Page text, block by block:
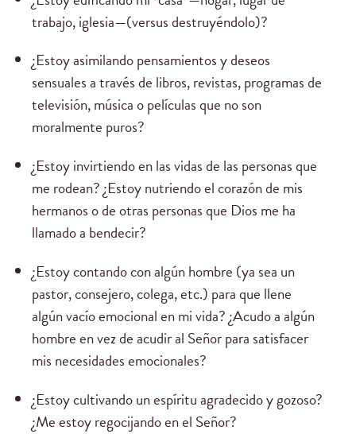
trabajo, iglesia—(versus destruyéndolo)?
¿Estoy asimilando pensamientos y deseos
sensuales a través de libros, revistas, programas de
televisión, música o películas que no son
moralmente puros?
¿Estoy invirtiendo en las vidas de las personas que
me rodean? ¿Estoy nutriendo el corazón de mis
hermanos o de otras personas que Dios me ha
llamado a bendecir?
¿Estoy contando con algún hombre (ya sea un
pastor, consejero, colega, etc.) para que llene
algún vacío emocional en mi vida? ¿Acudo a algún
hombre en vez de acudir al Señor para satisfacer
mis necesidades emocionales?
¿Estoy cultivando un espíritu agradecido y gozoso?
¿Me estoy regocijando en el Señor?